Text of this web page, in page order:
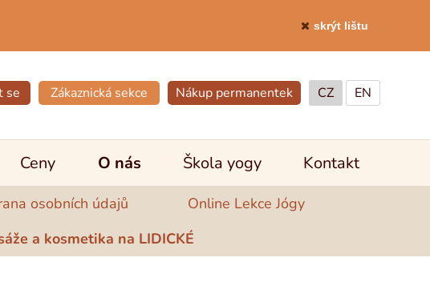
skrýt lištu
se Zákaznická sekce Nákup permanentek CZ EN
Ceny O nás
osobních údajů
Online Lekce Jógy
a kosmetika na LIDICKÉ
Škola yogy Kontakt